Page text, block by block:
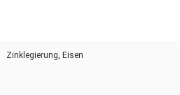
Zinklegierung, Eisen